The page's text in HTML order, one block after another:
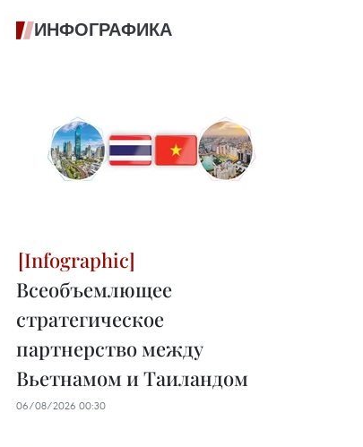
ИНФОГРАФИКА
Всеобъемлющее
стратегическое
партнерство между
Вьетнамом и Таиландом
06/08/2026 00:30